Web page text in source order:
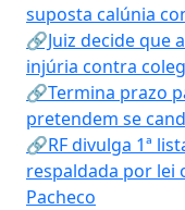
suposta calúnia
🔗Juiz decide que
injúria contra
🔗Termina prazo
pretendem se
🔗RF divulga 1ª
respaldada por lei
Pacheco